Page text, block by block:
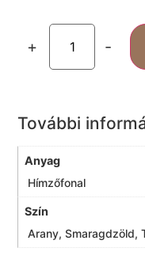
+ -
További
Anyag
Hímzőfonal
Szín
Arany, Smaragdzöld,